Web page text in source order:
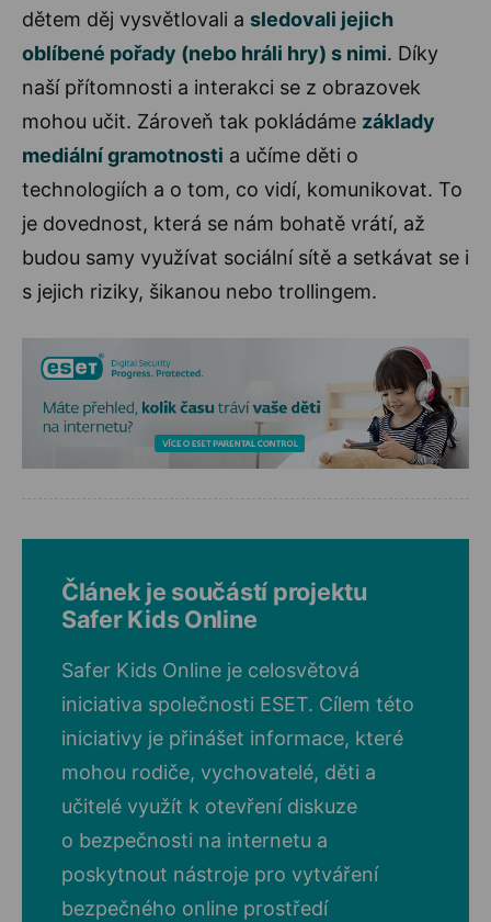
dětem děj vysvětlovali a sledovali jejich
oblíbené pořady (nebo hráli hry) s nimi. Díky
naší přítomnosti a interakci se z obrazovek
mohou učit. Zároveň tak pokládáme základy
mediální gramotnosti a učíme děti o
technologiích a o tom, co vidí, komunikovat. To
je dovednost, která se nám bohatě vrátí, až
budou samy využívat sociální sítě a setkávat se i
s jejich riziky, šikanou nebo trollingem.
Článek je součástí projektu
Safer Kids Online
Safer Kids Online je celosvětová
iniciativa společnosti ESET. Cílem této
iniciativy je přinášet informace, které
mohou rodiče, vychovatelé, děti a
učitelé využít k otevření diskuze
o bezpečnosti na internetu a
poskytnout nástroje pro vytváření
bezpečného online prostředí